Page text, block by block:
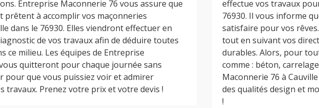
Entreprise Maconnerie 76 vous assure que
prêtent à accomplir vos maçonneries
dans le 76930. Elles viendront effectuer en
de vos travaux afin de déduire toutes
ce milieu. Les équipes de Entreprise
quitteront pour chaque journée sans
pour que vous puissiez voir et admirer
travaux. Prenez votre prix et votre devis !
effectue vos travaux
76930. Il vous informe
satisfaire pour vos
tout en suivant vos
durables. Alors, pour
comme : béton,
Maconnerie 76 à
des qualités design et
!